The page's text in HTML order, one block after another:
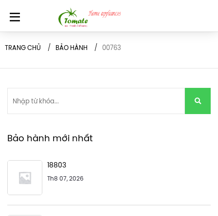
TRANG CHỦ BẢO HÀNH 00763
Bảo hành mới nhất
18803
Th8 07, 2026